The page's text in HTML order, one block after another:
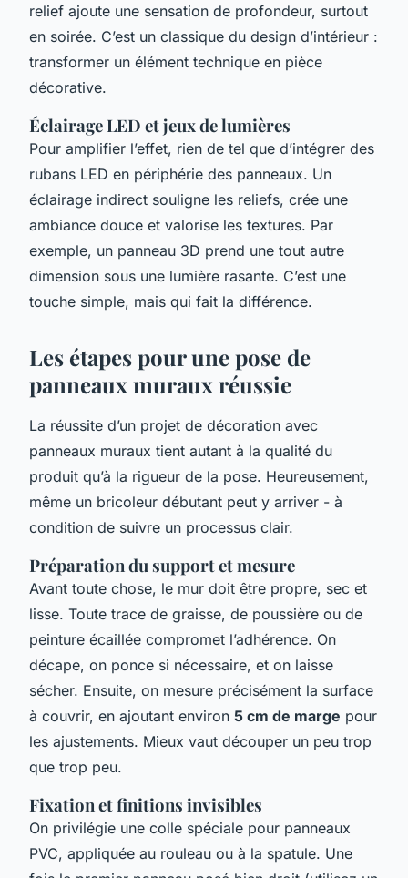
relief ajoute une sensation de profondeur, surtout
en soirée. C’est un classique du design d’intérieur :
transformer un élément technique en pièce
décorative.
Éclairage LED et jeux de lumières
Pour amplifier l’effet, rien de tel que d’intégrer des
rubans LED en périphérie des panneaux. Un
éclairage indirect souligne les reliefs, crée une
ambiance douce et valorise les textures. Par
exemple, un panneau 3D prend une tout autre
dimension sous une lumière rasante. C’est une
touche simple, mais qui fait la différence.
Les étapes pour une pose de
panneaux muraux réussie
La réussite d’un projet de décoration avec
panneaux muraux tient autant à la qualité du
produit qu’à la rigueur de la pose. Heureusement,
même un bricoleur débutant peut y arriver - à
condition de suivre un processus clair.
Préparation du support et mesure
Avant toute chose, le mur doit être propre, sec et
lisse. Toute trace de graisse, de poussière ou de
peinture écaillée compromet l’adhérence. On
décape, on ponce si nécessaire, et on laisse
sécher. Ensuite, on mesure précisément la surface
à couvrir, en ajoutant environ 5 cm de marge pour
les ajustements. Mieux vaut découper un peu trop
que trop peu.
Fixation et finitions invisibles
On privilégie une colle spéciale pour panneaux
PVC, appliquée au rouleau ou à la spatule. Une